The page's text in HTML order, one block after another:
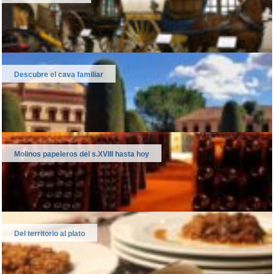
Descubre el cava familiar
Molinos papeleros del s.XVIII hasta hoy
Del territorio al plato